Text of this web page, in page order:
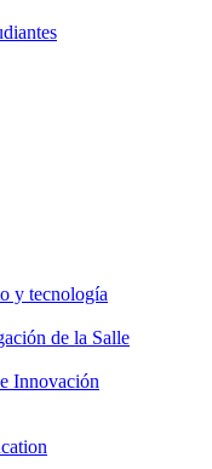
y tecnología
de la Salle
Innovación